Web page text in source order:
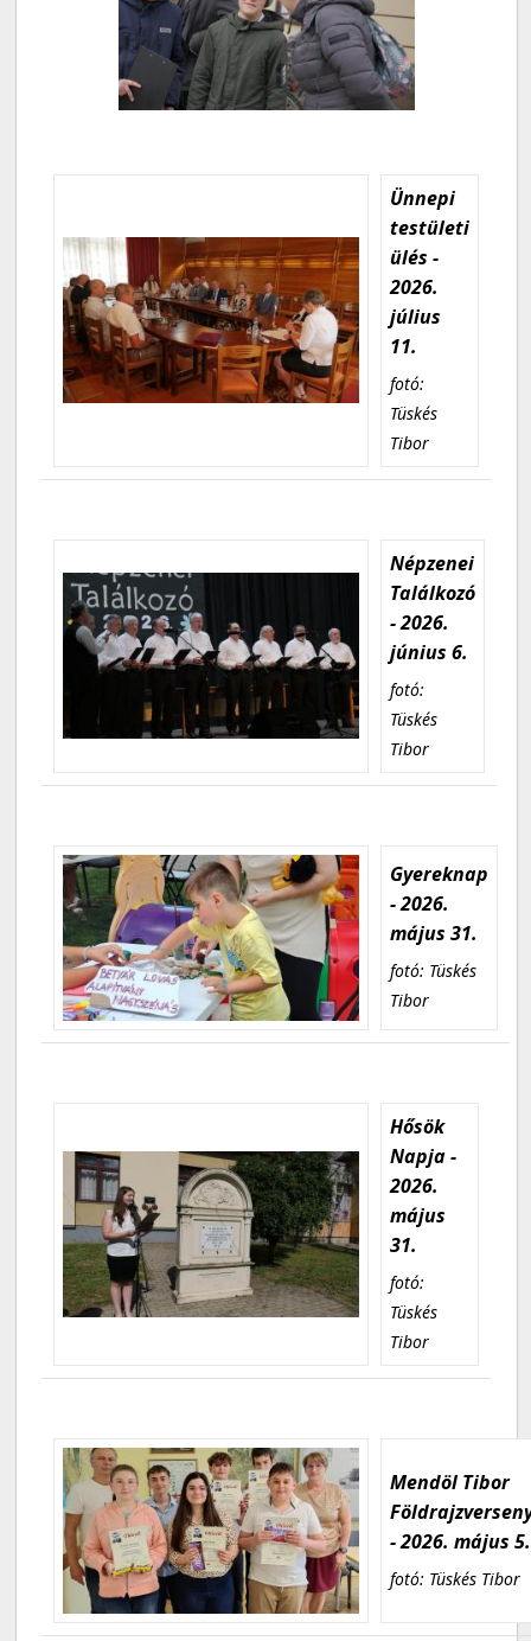
Ünnepi
testületi
ülés -
2026.
július
11.
fotó:
Tüskés
Tibor
Népzenei
Találkozó
- 2026.
június 6.
fotó:
Tüskés
Tibor
Gyereknap
- 2026.
május 31.
fotó: Tüskés
Tibor
Hősök
Napja -
2026.
május
31.
fotó:
Tüskés
Tibor
Mendöl Tibor
- 2026. május 5.
fotó: Tüskés Tibor